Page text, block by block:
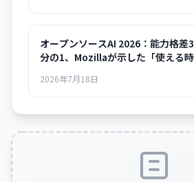
オープンソースAI 2026：能力格差
分の1、Mozillaが示した「使える
2026年7月18日